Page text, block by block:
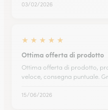
03/02/2026
★ ★ ★ ★ ★
Ottima offerta di prodotto
Ottima offerta di prodotto,
veloce, consegna puntuale.
15/06/2026